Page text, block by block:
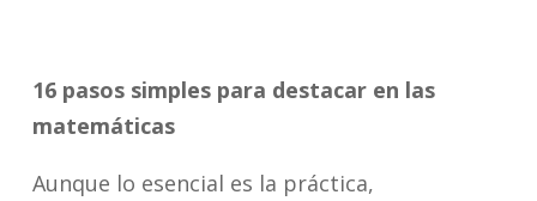
16 pasos simples para destacar en las
matemáticas
Aunque lo esencial es la práctica,